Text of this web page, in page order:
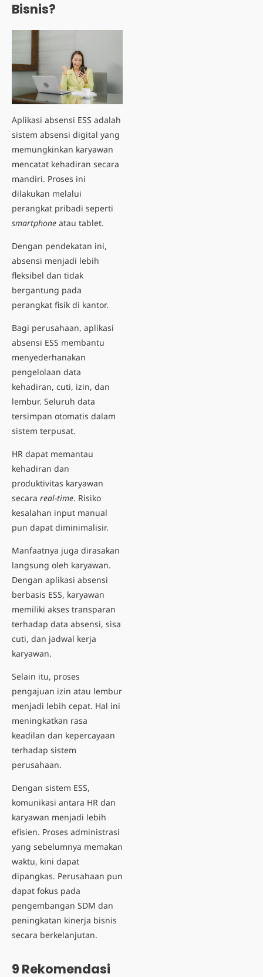
Bisnis?
Aplikasi absensi ESS adalah
sistem absensi digital yang
memungkinkan karyawan
mencatat kehadiran secara
mandiri. Proses ini
dilakukan melalui
perangkat pribadi seperti
smartphone atau tablet.
Dengan pendekatan ini,
absensi menjadi lebih
fleksibel dan tidak
bergantung pada
perangkat fisik di kantor.
Bagi perusahaan, aplikasi
absensi ESS membantu
menyederhanakan
pengelolaan data
kehadiran, cuti, izin, dan
lembur. Seluruh data
tersimpan otomatis dalam
sistem terpusat.
HR dapat memantau
kehadiran dan
produktivitas karyawan
secara real-time. Risiko
kesalahan input manual
pun dapat diminimalisir.
Manfaatnya juga dirasakan
langsung oleh karyawan.
Dengan aplikasi absensi
berbasis ESS, karyawan
memiliki akses transparan
terhadap data absensi, sisa
cuti, dan jadwal kerja
karyawan.
Selain itu, proses
pengajuan izin atau lembur
menjadi lebih cepat. Hal ini
meningkatkan rasa
keadilan dan kepercayaan
terhadap sistem
perusahaan.
Dengan sistem ESS,
komunikasi antara HR dan
karyawan menjadi lebih
efisien. Proses administrasi
yang sebelumnya memakan
waktu, kini dapat
dipangkas. Perusahaan pun
dapat fokus pada
pengembangan SDM dan
peningkatan kinerja bisnis
secara berkelanjutan.
9 Rekomendasi